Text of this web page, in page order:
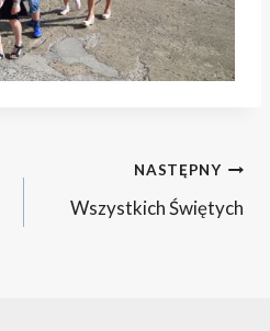
NASTĘPNY
Wszystkich Świętych